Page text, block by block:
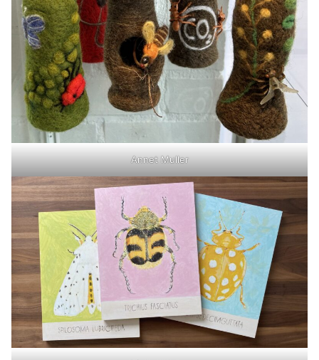
Annet Muller